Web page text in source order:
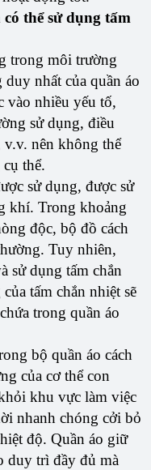
thể sử dụng tấm
trong môi trường
nhất của quần áo
vào nhiều yếu tố,
sử dụng, điều
v.v. nên không thể
thể.
sử dụng, được sử
khí. Trong khoảng
độc, bộ đồ cách
Tuy nhiên,
sử dụng tấm chắn
tấm chắn nhiệt sẽ
trong quần áo
bộ quần áo cách
của cơ thể con
khu vực làm việc
nhanh chóng cởi bỏ
độ. Quần áo giữ
duy trì đầy đủ mà